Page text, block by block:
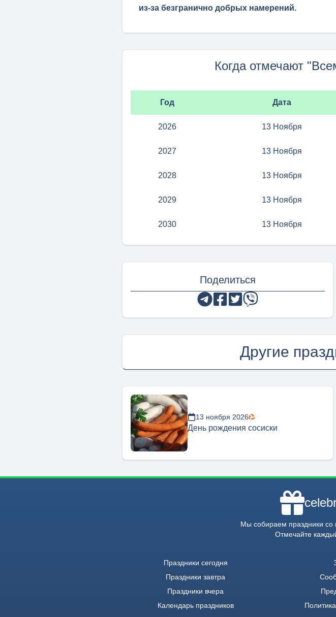
из-за безгранично добрых намерений.
Когда отмечают
Год Дата
2026 13 Ноября
2027 13 Ноября
2028 13 Ноября
2029 13 Ноября
2030 13 Ноября
Поделиться
Другие
13 ноября 2026
День рождения сосиски
Мы собираем праздники со
Отмечайте
Праздники сегодня
Праздники завтра
Праздники вчера
Календарь праздников